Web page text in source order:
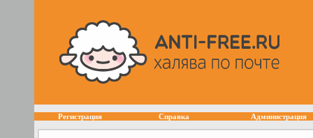
Регистрация Справка Администрация